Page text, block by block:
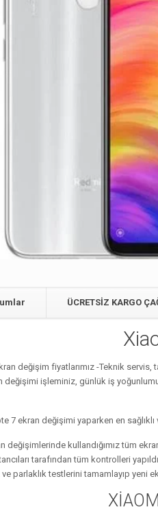
ÜCRETSİZ KARGO
değişim fiyatlarımız -Teknik
değişimi işleminiz, günlük iş
7 ekran değişimi yaparken en
değişimlerinde kullandığımız tüm
tarafından tüm kontrolleri
parlaklık testlerini tamamlayıp yeni